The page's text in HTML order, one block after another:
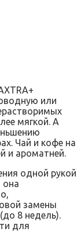
или
мягкой. А
Чай и кофе на
и ароматней.
одной рукой
она
замены
8 недель).
для